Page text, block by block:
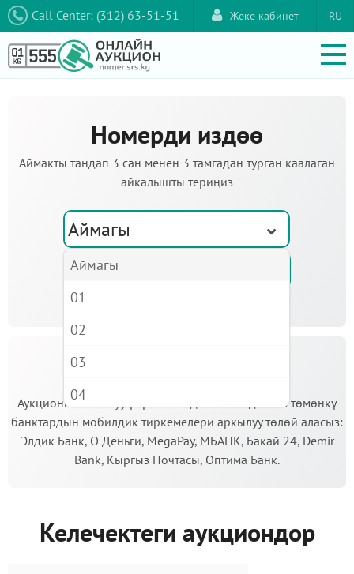
Call Center: (312) 63-51-51 RU
Жеке кабинет
Номерди издөө
Аймакты тандап 3 сан менен 3 тамгадан турган каалаган
айкалышты териңиз
Аймагы
Аукционго катышуу үчүн кепилдик салымды Сиз төмөнкү
банктардын мобилдик тиркемелери аркылуу төлөй аласыз:
Элдик Банк, О Деньги, MegaPay, МБАНК, Бакай 24, Demir
Bank, Кыргыз Почтасы, Оптима Банк.
Келечектеги аукциондор
Аймагы
01
02
03
04
05
06